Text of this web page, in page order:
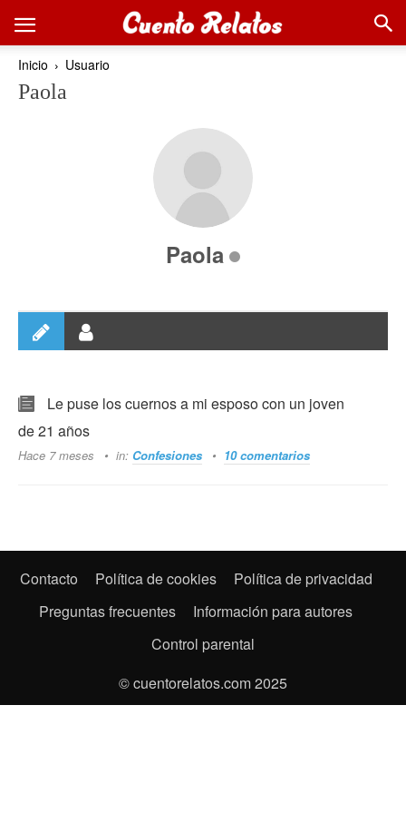
Inicio Usuario
Paola
Paola
Le puse los cuernos a mi esposo con un joven
de 21 años
Hace 7 meses in: Confesiones 10 comentarios
Contacto Política de cookies
Política de privacidad
Preguntas frecuentes
Información para autores
Control parental
© cuentorelatos.com 2025